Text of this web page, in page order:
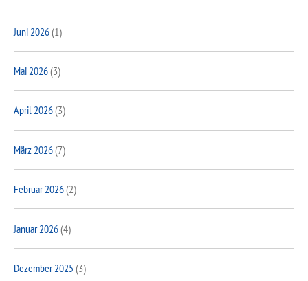
Juni 2026(1)
Mai 2026(3)
April 2026(3)
März 2026(7)
Februar 2026(2)
Januar 2026(4)
Dezember 2025 (3)